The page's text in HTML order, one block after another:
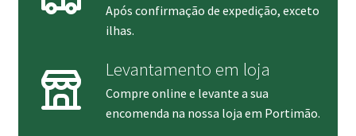
Após confirmação de expedição, exceto
ilhas.
Levantamento em loja
Compre online e levante a sua
encomenda na nossa loja em Portimão.